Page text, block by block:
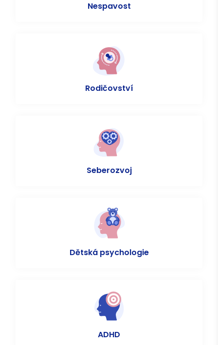
Nespavost
Rodičovství
Seberozvoj
Dětská psychologie
ADHD